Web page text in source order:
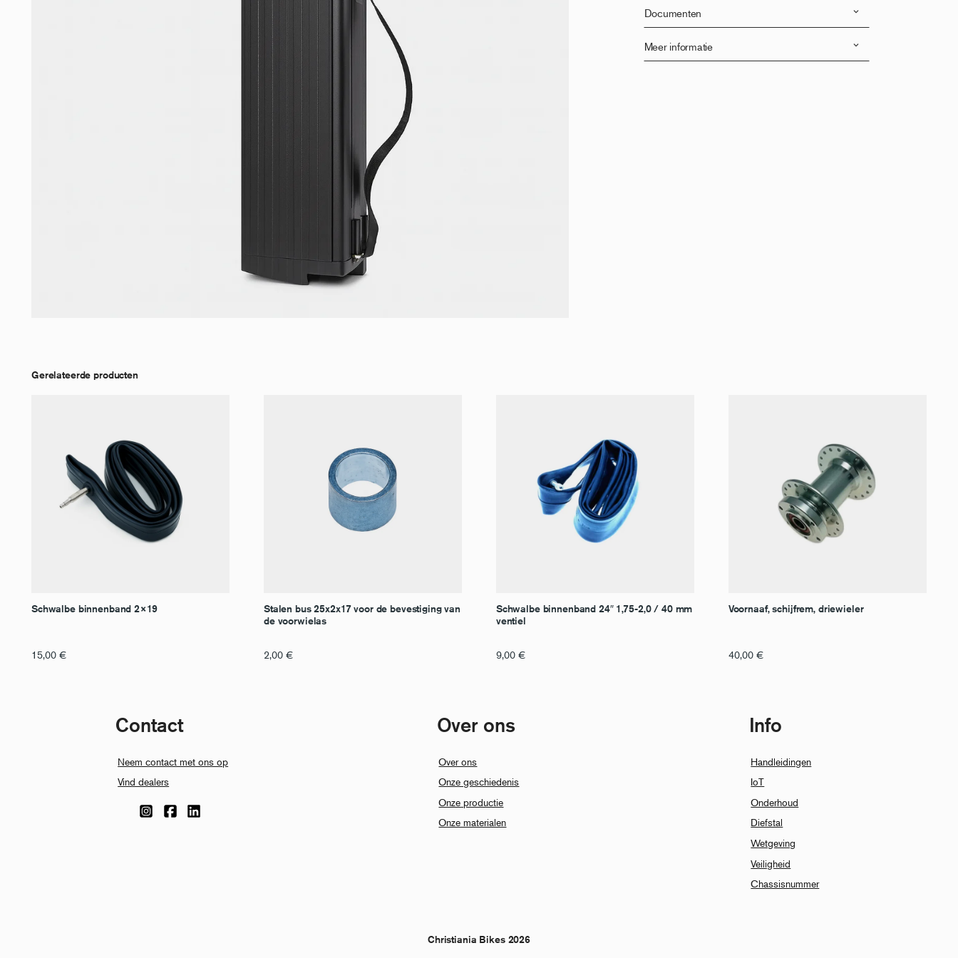
Documenten
Meer informatie
Gerelateerde producten
Schwalbe binnenband 2×19
15,00 €
Stalen bus 25x2x17 voor de bevestiging van
de voorwielas
2,00 €
Schwalbe binnenband 24″ 1,75-2,0 / 40 mm
ventiel
9,00 €
Voornaaf, schijfrem, driewieler
40,00 €
Contact
Neem contact met ons op
Vind dealers
Over ons
Over ons
Onze geschiedenis
Onze productie
Onze materialen
Info
Handleidingen
IoT
Onderhoud
Diefstal
Wetgeving
Veiligheid
Chassisnummer
Christiania Bikes 2026